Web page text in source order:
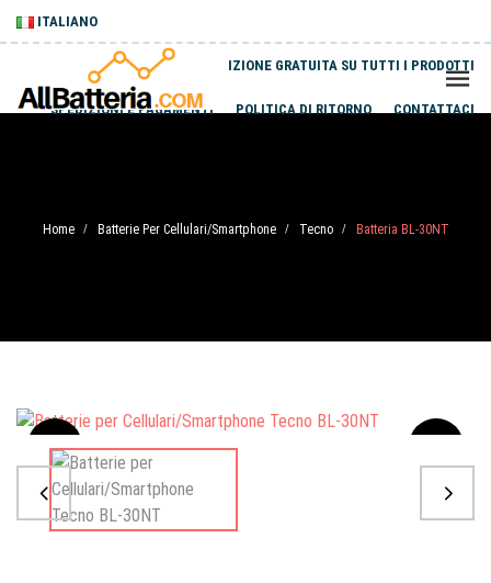
ITALIANO
SPEDIZIONE GRATUITA SU TUTTI I PRODOTTI
SPEDIZIONI E PAGAMENTI POLITICA DI RITORNO CONTATTACI
Home / Batterie Per Cellulari/Smartphone / Tecno / Batteria BL-30NT
Sale